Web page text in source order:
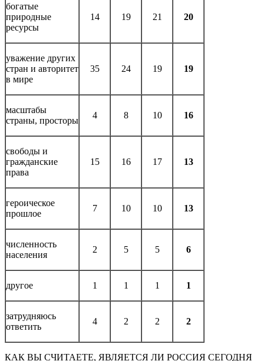
богатые
природные
ресурсы
14 19 21 20
уважение других
стран и авторитет
в мире
35 24 19 19
масштабы
страны, просторы
4 8 10 16
свободы и
гражданские
права
15 16 17 13
героическое
прошлое
7 10 10 13
численность
населения
2 5 5 6
другое 1 1 1 1
затрудняюсь
ответить
4 2 2 2
КАК ВЫ СЧИТАЕТЕ, ЯВЛЯЕТСЯ ЛИ РОССИЯ СЕГОДНЯ